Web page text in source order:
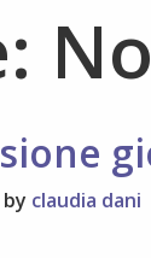
by claudia dani